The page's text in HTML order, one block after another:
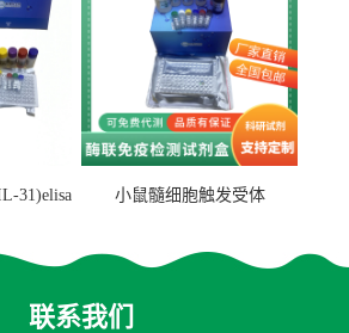
31)elisa
小鼠髓细胞触发受体
联系我们